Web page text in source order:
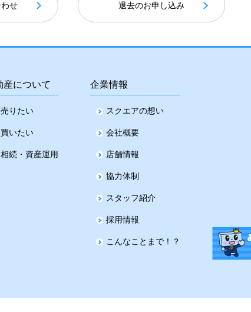
せ 退去のお申し込み
産について
売りたい
買いたい
相続・資産運用
企業情報
スクエアの想い
会社概要
店舗情報
協力体制
スタッフ紹介
採用情報
こんなことまで！？